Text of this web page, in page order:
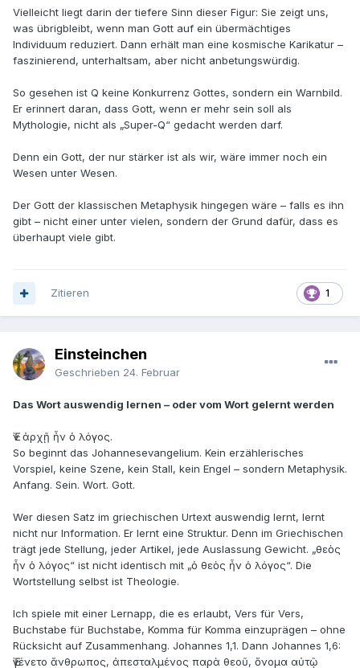
Vielleicht liegt darin der tiefere Sinn dieser Figur: Sie zeigt uns,
was übrigbleibt, wenn man Gott auf ein übermächtiges
Individuum reduziert. Dann erhält man eine kosmische Karikatur –
faszinierend, unterhaltsam, aber nicht anbetungswürdig.
So gesehen ist Q keine Konkurrenz Gottes, sondern ein Warnbild.
Er erinnert daran, dass Gott, wenn er mehr sein soll als
Mythologie, nicht als „Super-Q“ gedacht werden darf.
Denn ein Gott, der nur stärker ist als wir, wäre immer noch ein
Wesen unter Wesen.
Der Gott der klassischen Metaphysik hingegen wäre – falls es ihn
gibt – nicht einer unter vielen, sondern der Grund dafür, dass es
überhaupt viele gibt.
1
Zitieren
Einsteinchen
Geschrieben 24. Februar
Das Wort auswendig lernen – oder vom Wort gelernt werden
Ἐν ἀρχῇ ἦν ὁ λόγος.
So beginnt das Johannesevangelium. Kein erzählerisches
Vorspiel, keine Szene, kein Stall, kein Engel – sondern Metaphysik.
Anfang. Sein. Wort. Gott.
Wer diesen Satz im griechischen Urtext auswendig lernt, lernt
nicht nur Information. Er lernt eine Struktur. Denn im Griechischen
trägt jede Stellung, jeder Artikel, jede Auslassung Gewicht. „θεὸς
ἦν ὁ λόγος“ ist nicht identisch mit „ὁ θεὸς ἦν ὁ λόγος“. Die
Wortstellung selbst ist Theologie.
Ich spiele mit einer Lernapp, die es erlaubt, Vers für Vers,
Buchstabe für Buchstabe, Komma für Komma einzuprägen – ohne
Rücksicht auf Zusammenhang. Johannes 1,1. Dann Johannes 1,6:
Ἐγένετο ἄνθρωπος, ἀπεσταλμένος παρὰ θεοῦ, ὄνομα αὐτῷ